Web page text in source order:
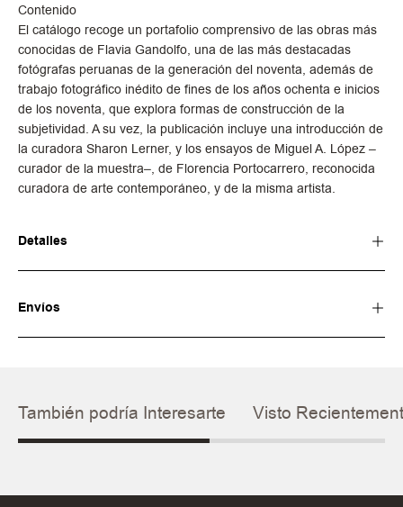
Contenido
El catálogo recoge un portafolio comprensivo de las obras más
conocidas de Flavia Gandolfo, una de las más destacadas
fotógrafas peruanas de la generación del noventa, además de
trabajo fotográfico inédito de fines de los años ochenta e inicios
de los noventa, que explora formas de construcción de la
subjetividad. A su vez, la publicación incluye una introducción de
la curadora Sharon Lerner, y los ensayos de Miguel A. López –
curador de la muestra–, de Florencia Portocarrero, reconocida
curadora de arte contemporáneo, y de la misma artista.
Detalles
Envíos
También podría Interesarte Visto